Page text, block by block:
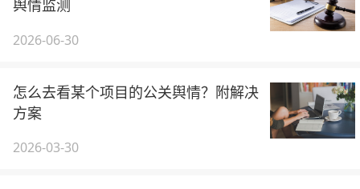
舆情监测
2026-06-30
怎么去看某个项目的公关舆情？附解决
方案
2026-03-30